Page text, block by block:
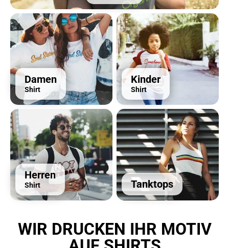
Damen
Shirt
Kinder
Shirt
Herren
Shirt Tanktops
WIR DRUCKEN IHR MOTIV